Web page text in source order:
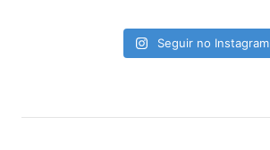
Seguir no Instagram